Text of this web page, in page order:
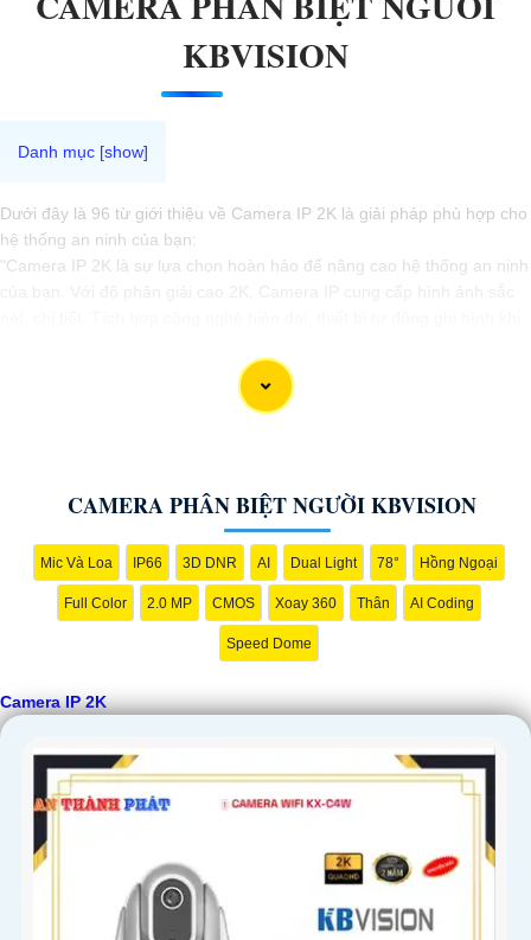
KBVISION
Dưới đây là 96 từ giới thiệu về Camera IP 2K là giải pháp phù hợp cho
hệ thống an ninh của bạn:
"Camera IP 2K là sự lựa chọn hoàn hảo để nâng cao hệ thống an ninh
khả năng kết nối mạng linh hoạt giúp bạn dễ dàng
giám sát từ xa qua điện thoại di động. Camera IP 2K là giải pháp hiệu
'
CAMERA PHÂN BIỆT NGƯỜI KBVISION
Mic Và Loa IP66 3D DNR AI Dual Light 78° Hồng Ngoại
Full Color 2.0 MP CMOS Xoay 360 Thân AI Coding
Speed Dome
Camera IP 2K